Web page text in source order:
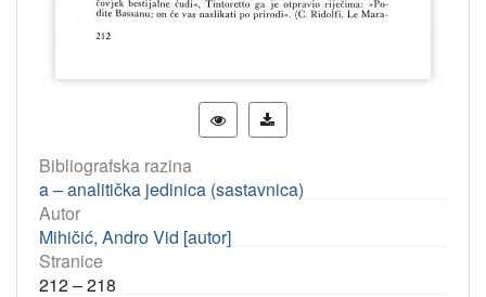
Bibliografska razina
a – analitička jedinica (sastavnica)
Autor
Mihičić, Andro Vid [autor]
Stranice
212 – 218